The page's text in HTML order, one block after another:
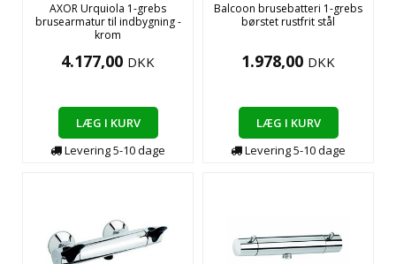
AXOR Urquiola 1-grebs
brusearmatur til indbygning -
krom
4.177,00 DKK
LÆG I KURV
Levering5-10dage
Balcoon brusebatteri 1-grebs
børstet rustfrit stål
1.978,00 DKK
LÆG I KURV
Levering5-10dage